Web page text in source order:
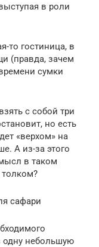
в роли
то гостиница, в
(правда, зачем
сумки
с собой три
но есть
«верхом» на
А из-за этого
в таком
толком?
сафари
небольшую